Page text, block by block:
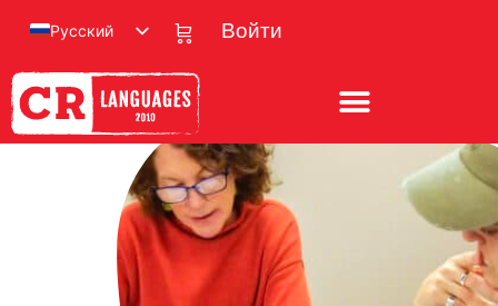
Войти
Русский